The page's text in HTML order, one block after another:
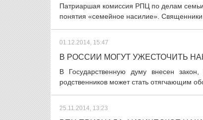
Патриаршая комиссия РПЦ по делам
понятия «семейное насилие».
01.12.2014, 15:47
В РОССИИ МОГУТ УЖЕСТОЧИТЬ
В Государственную думу внесен
родственников может стать отягчающим
25.11.2014, 13:23